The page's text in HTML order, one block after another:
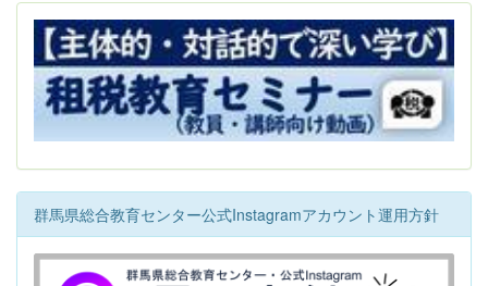
群馬県総合教育センター公式Instagramアカウント運用方針